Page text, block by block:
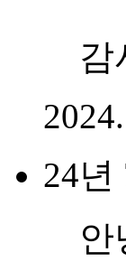
감
24년
안